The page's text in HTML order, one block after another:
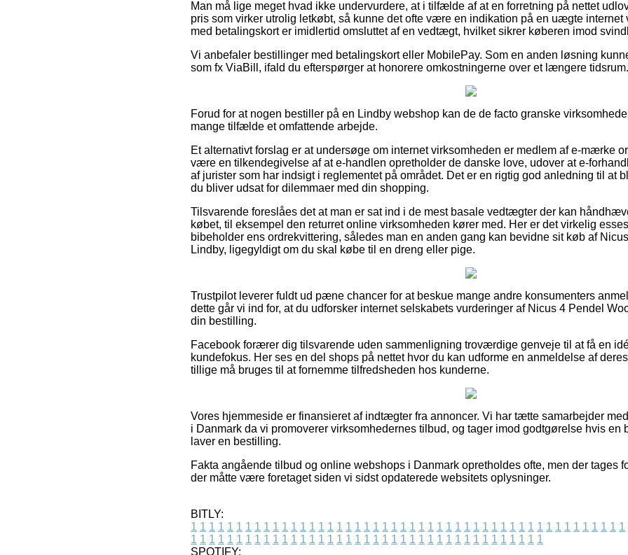
Man må lige meget hvad ikke undervurdere, at i tilfælde af at en forretning på nettet
pris som virker utrolig letkøbt, så kunne det ofte være en indikation på en uægte internet
med betalingskort er imidlertid omsluttet af en vedtægt, hvilket sikrer køberen imod
Vi anbefaler bestillinger med betalingskort eller MobilePay. Som en anden løsning
som fx ViaBill, ifald du efterspørger at honorere omkostningerne over et længere tidsrum.
Forud for at nogen bestiller på en Lindby webshop kan de de facto granske
mange tilfælde et omfattende arbejde.
Et alternativt forslag er at undersøge om internet virksomheden er medlem af e-mærke
være en tilkendegivelse af at e-handlen opretholder de danske love, udover at e-
af jurister som har indsigt i reglementet på området. Det er en rigtig god anledning til at
du bliver udsat for dilemmaer med din shopping.
Tilsvarende foreslåes det at man er sat ind i de mest basale vedtægter der kan
købet, til eksempel den returret online virksomheden kører med. Her er det virkelig
bibeholder ens ordrekvittering, således man en anden gang kan bevidne sit køb af
Lindby, ligegyldigt om du skal købe til en dreng eller pige.
Trustpilot leverer fuldt ud pæne chancer for at beskue mange andre konsumenters
dette går vi ind for, at du udforsker internet selskabets vurderinger af Nicus 4 Pendel
din bestilling.
Facebook forærer dig tilsvarende uden sammenligning troværdige genveje til at få en
kundefokus. Her ses en del shops på nettet hvor du kan udforme en anmeldelse af
tillige må bruges til at fornemme tilfredsheden hos kunderne.
Vores hjemmeside er finansieret af indtægter fra annoncer. Vi har tætte samarbejder
i Danmark da vi promoverer virksomhedernes tilbud, og tager imod godtgørelse hvis en
laver en bestilling.
Fakta angående tilbud og online webshops i Danmark opretholdes ofte, men der tages
der måtte være foretaget siden vi sidst opdaterede websitets oplysninger.
BITLY:
1 1 1 1 1 1 1 1 1 1 1 1 1 1 1 1 1 1 1 1 1 1 1 1 1 1 1 1 1 1 1 1 1 1 1 1 1 1 1 1 1 1 1 1 1 1 1 1
1 1 1 1 1 1 1 1 1 1 1 1 1 1 1 1 1 1 1 1 1 1 1 1 1 1 1 1 1 1 1 1 1 1 1 1 1 1 1
SPOTIFY: